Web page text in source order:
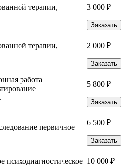
терапии,
3 000 ₽
Заказать
терапии,
2 000 ₽
Заказать
работа.
5 800 ₽
Заказать
первичное
6 500 ₽
Заказать
психодиагностическое 10 000 ₽